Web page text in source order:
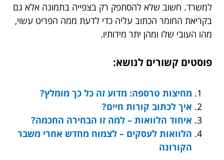
למשרד. חשוב שלא להסתפק רק בצפייה בתמונה אלא גם
בקריאת החומר הכתוב עליה כדי לדעת ממה הפריט עשוי,
מהו העובי שלו ומהן יתר מידותיו.
פוסטים קשורים לנושא:
מחיצות טרספה: מדוע זה כל כך מומלץ?
איך לכתוב קורות חיים?
איחוד הלוואות – למה זו הבחירה החכמה?
הלוואות לעסקים – לצמוח מחדש אחרי משבר
הקורונה